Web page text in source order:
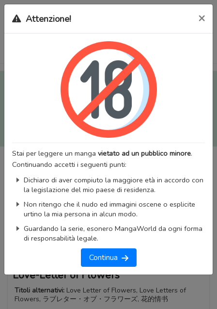
Tutti i Doujinshi e Manga per adulti (+18) sono stati trasferiti
sul nostro nuovo sito (
mangaworldadult.net
); invece, per i
Manga classici, puoi utilizzare
MangaWorld
Potrai effettuare illogincon il tuo account di MangaWorld
tutti i dati sono condivisi tra i due siti,
perderai alcun dato, inclusi bookmarks e premium
Attenzione! ×
Stai per leggere un manga vietato ad un pubblico minore.
Continuando accetti i seguenti punti:
Dichiaro di aver compiuto la maggiore età in accordo con
la legislazione del mio paese di residenza.
Non ritengo che il nudo ed immagini oscene o esplicite
urtino la mia persona in alcun modo.
Guardando la serie, esonero MangaWorld da ogni forma
di responsabilità legale.
Continua
Love-Letter of Flowers
Titoli alternativi: Love Letter of Flowers, Love Letters of
Flowers, ラブレター・オブ・フラワーズ, 花的情书